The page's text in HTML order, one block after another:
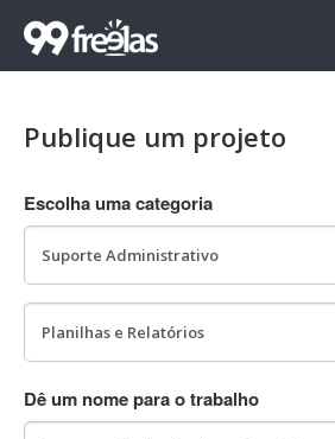
Publique um projeto
Escolha uma categoria
Dê um nome para o trabalho